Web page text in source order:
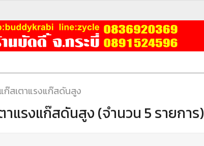
ก๊สเตาแรงแก๊สดันสูง
าแรงแก๊สดันสูง (จำนวน 5 รายการ)